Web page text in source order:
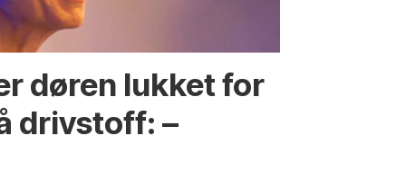
døren lukket for
drivstoff: –